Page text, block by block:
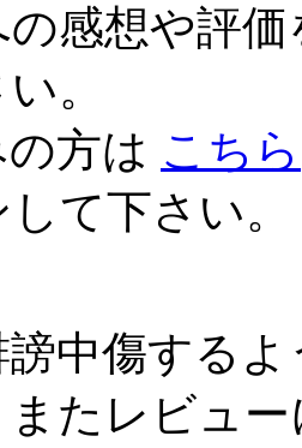
の感想や評価
。
方は こちら
て下さい。
中傷するよ
またレビュー